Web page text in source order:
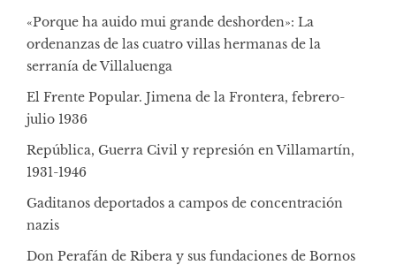
«Porque ha auido mui grande deshorden»: La
ordenanzas de las cuatro villas hermanas de la
serranía de Villaluenga
El Frente Popular. Jimena de la Frontera, febrero-
julio 1936
República, Guerra Civil y represión en Villamartín,
1931-1946
Gaditanos deportados a campos de concentración
nazis
Don Perafán de Ribera y sus fundaciones de Bornos